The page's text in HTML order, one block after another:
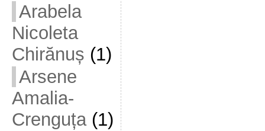
Arabela
Nicoleta
Chirănuș (1)
Arsene
Amalia-
Crenguța(1)